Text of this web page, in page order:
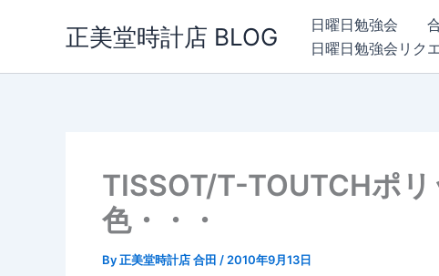
正美堂時計店 BLOG 日曜日勉強会
日曜日勉強会リク
TISSOT/T-TOUTCHポ
色・・・
By正美堂時計店 合田 / 2010年9月13日